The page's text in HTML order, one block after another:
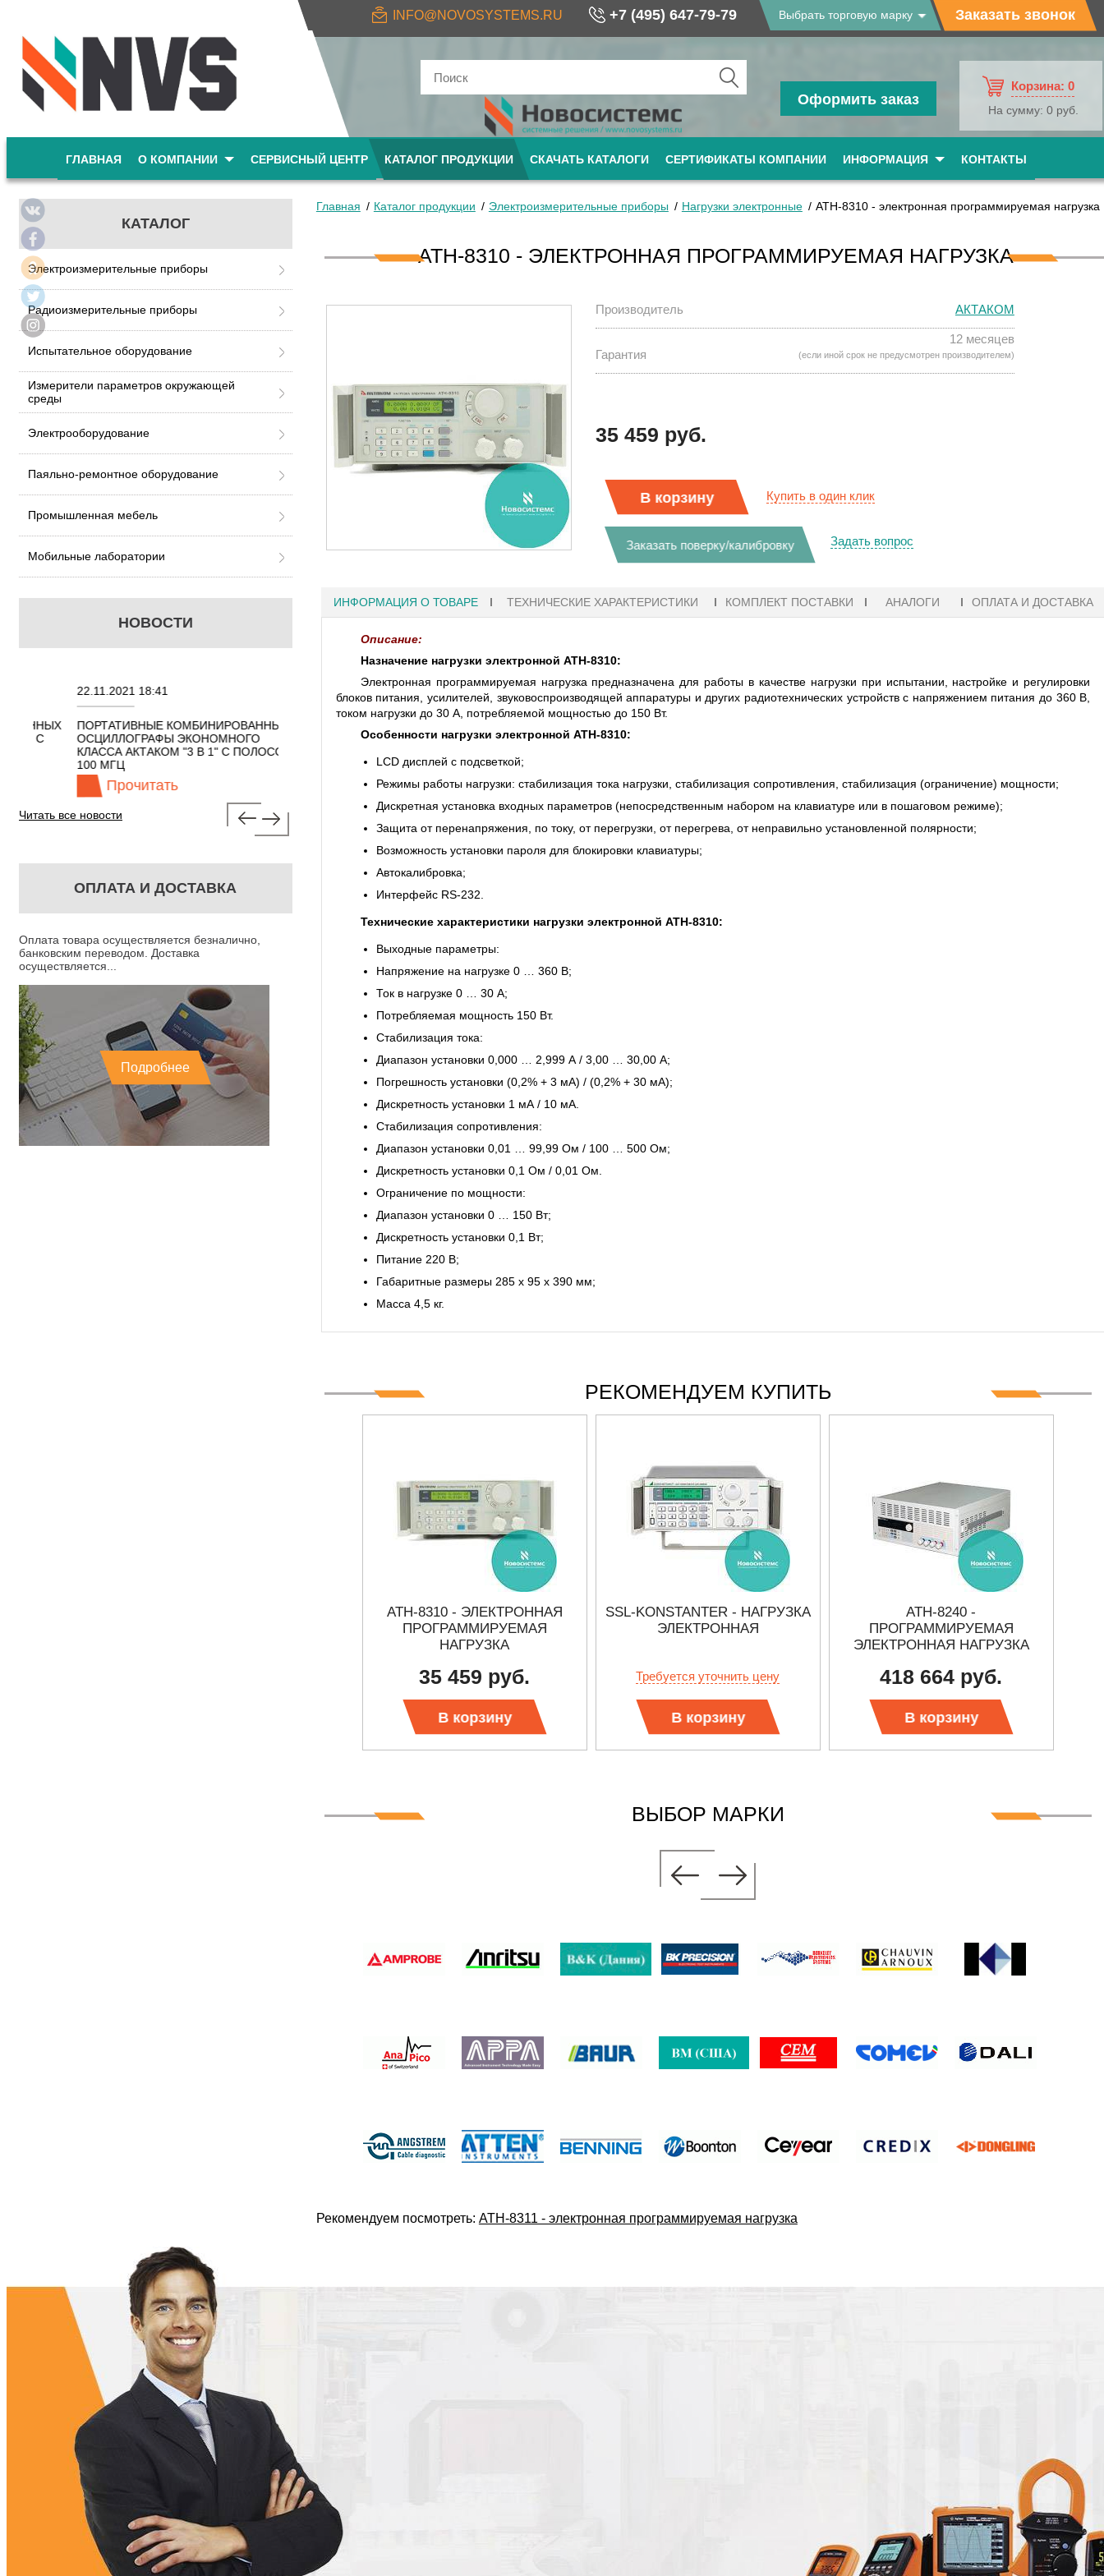
INFO@NOVOSYSTEMS.RU +7 (495) 647-79-79 Выбрать торговую марку Заказать звонок
Оформить заказ
Корзина: 0
На сумму: 0 руб.
ГЛАВНАЯ О КОМПАНИИ СЕРВИСНЫЙ ЦЕНТР КАТАЛОГ ПРОДУКЦИИ СКАЧАТЬ КАТАЛОГИ СЕРТИФИКАТЫ КОМПАНИИ ИНФОРМАЦИЯ КОНТАКТЫ
КАТАЛОГ
Электроизмерительные приборы
Радиоизмерительные приборы
Испытательное оборудование
Измерители параметров окружающей
среды
Электрооборудование
Паяльно-ремонтное оборудование
Промышленная мебель
Мобильные лаборатории
НОВОСТИ
22.11.2021 18:41
ПОРТАТИВНЫЕ КОМБИНИРОВАННЫЕ
ОСЦИЛЛОГРАФЫ ЭКОНОМНОГО
КЛАССА АКТАКОМ "3 В 1" С ПОЛОСОЙ
100 МГЦ
Прочитать
02.08.2021 18:41
ОСЦИЛЛОГРАФЫ KEYSIGHT
TECHNOLOGIES СЕРИИ UXR
Прочитать
27.01.2023 10:06
КАБЕЛЕЙ И АНТЕНН, 100 КГЦ ДО 8 ГГЦ
Прочитать
Читать все новости
ОПЛАТА И ДОСТАВКА
Оплата товара осуществляется безналично,
банковским переводом. Доставка
осуществляется...
Подробнее
Главная Каталог продукции Электроизмерительные приборы Нагрузки электронные АТН-8310 - электронная программируемая нагрузка
АТН-8310 - ЭЛЕКТРОННАЯ ПРОГРАММИРУЕМАЯ НАГРУЗКА
Производитель АКТАКОМ
Гарантия
12 месяцев
(если иной срок не предусмотрен производителем)
35 459 руб.
В корзину Купить в один клик
Заказать поверку/калибровку Задать вопрос
ИНФОРМАЦИЯ О ТОВАРЕ ТЕХНИЧЕСКИЕ ХАРАКТЕРИСТИКИ КОМПЛЕКТ ПОСТАВКИ АНАЛОГИ ОПЛАТА И ДОСТАВКА
Описание:
Назначение нагрузки электронной АТН-8310:
Электронная программируемая нагрузка предназначена для работы в качестве нагрузки при испытании, настройке и регулировки
блоков питания, усилителей, звуковоспроизводящей аппаратуры и других радиотехнических устройств с напряжением питания до 360 В,
током нагрузки до 30 А, потребляемой мощностью до 150 Вт.
Особенности нагрузки электронной АТН-8310:
LCD дисплей с подсветкой;
Режимы работы нагрузки: стабилизация тока нагрузки, стабилизация сопротивления, стабилизация (ограничение) мощности;
Дискретная установка входных параметров (непосредственным набором на клавиатуре или в пошаговом режиме);
Защита от перенапряжения, по току, от перегрузки, от перегрева, от неправильно установленной полярности;
Возможность установки пароля для блокировки клавиатуры;
Автокалибровка;
Интерфейс RS-232.
Технические характеристики нагрузки электронной АТН-8310:
Выходные параметры:
Напряжение на нагрузке 0 … 360 В;
Ток в нагрузке 0 … 30 А;
Потребляемая мощность 150 Вт.
Стабилизация тока:
Диапазон установки 0,000 … 2,999 А / 3,00 … 30,00 А;
Погрешность установки (0,2% + 3 мА) / (0,2% + 30 мА);
Дискретность установки 1 мА / 10 мА.
Стабилизация сопротивления:
Диапазон установки 0,01 … 99,99 Ом / 100 … 500 Ом;
Дискретность установки 0,1 Ом / 0,01 Ом.
Ограничение по мощности:
Диапазон установки 0 … 150 Вт;
Дискретность установки 0,1 Вт;
Питание 220 В;
Габаритные размеры 285 х 95 х 390 мм;
Масса 4,5 кг.
РЕКОМЕНДУЕМ КУПИТЬ
АТН-8310 - ЭЛЕКТРОННАЯ
ПРОГРАММИРУЕМАЯ
НАГРУЗКА
35 459 руб.
В корзину
SSL-KONSTANTER - НАГРУЗКА
ЭЛЕКТРОННАЯ
Требуется уточнить цену
В корзину
АТН-8240 -
ПРОГРАММИРУЕМАЯ
ЭЛЕКТРОННАЯ НАГРУЗКА
418 664 руб.
В корзину
ВЫБОР МАРКИ
Рекомендуем посмотреть: АТН-8311 - электронная программируемая нагрузка